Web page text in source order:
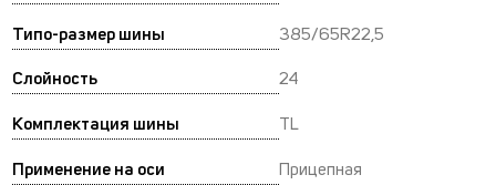
Типо-размер шины 385/65R22,5
Слойность 24
Комплектация шины TL
Применение на оси Прицепная